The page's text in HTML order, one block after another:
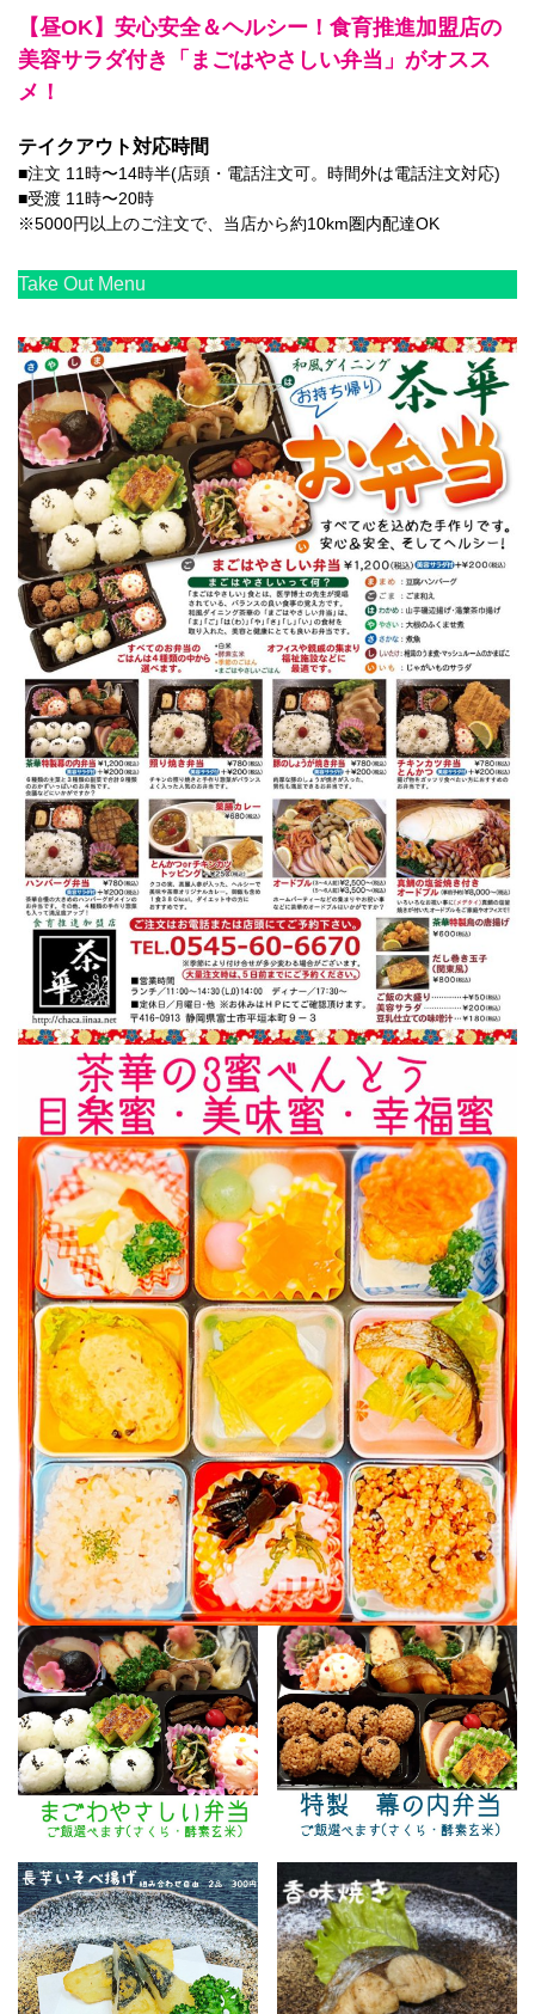
【昼OK】安心安全＆ヘルシー！食育推進加盟店の
美容サラダ付き「まごはやさしい弁当」がオスス
メ！
テイクアウト対応時間
■注文 11時〜14時半(店頭・電話注文可。時間外は電話注文対応)
■受渡 11時〜20時
※5000円以上のご注文で、当店から約10km圏内配達OK
Take Out Menu